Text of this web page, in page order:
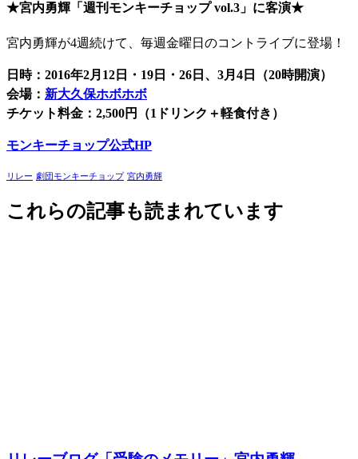
★宮内勇輝「週刊モンキーチョップ vol.3」に客演★
宮内勇輝が4週続けて、毎週金曜日のコントライブに登場！
日時：2016年2月12日・19日・26日、3月4日（20時開演）
会場： 新大久保ホボホボ
チケット料金：2,500円（1ドリンク＋軽食付き）
モンキーチョップ公式HP
リレー 劇団モンキーチョップ 宮内勇輝
これらの記事も読まれています